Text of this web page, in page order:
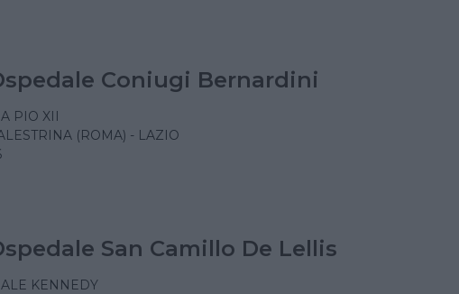
Coniugi Bernardini
PIO XII
(ROMA) - LAZIO
San Camillo De Lellis
KENNEDY